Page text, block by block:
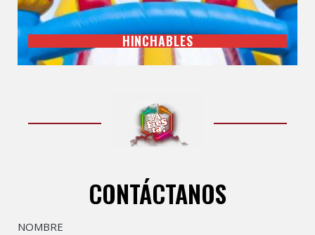
HINCHABLES
CONTÁCTANOS
NOMBRE